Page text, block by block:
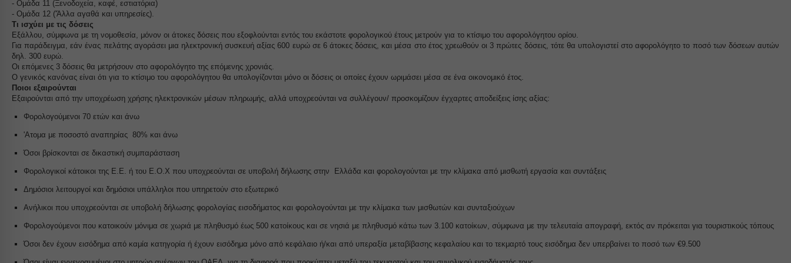
- Ομάδα 11 (Ξενοδοχεία, καφέ, εστιατόρια)
- Ομάδα 12 ('Άλλα αγαθά και υπηρεσίες).
Τι ισχύει με τις δόσεις
Εξάλλου, σύμφωνα με τη νομοθεσία, μόνον οι άτοκες δόσεις που εξοφλούνται εντός του εκάστοτε φορολογικού έτους μετρούν για το κτίσιμο του αφορολόγητου ορίου.
Για παράδειγμα, εάν ένας πελάτης αγοράσει μια ηλεκτρονική συσκευή αξίας 600 ευρώ σε 6 άτοκες δόσεις, και μέσα στο έτος χρεωθούν οι 3 πρώτες δόσεις, τότε θα υπολογιστεί στο αφορολόγητο το ποσό των δόσεων αυτών
δηλ. 300 ευρώ.
Οι επόμενες 3 δόσεις θα μετρήσουν στο αφορολόγητο της επόμενης χρονιάς.
Ο γενικός κανόνας είναι ότι για το κτίσιμο του αφορολόγητου θα υπολογίζονται μόνο οι δόσεις οι οποίες έχουν ωριμάσει μέσα σε ένα οικονομικό έτος.
Ποιοι εξαιρούνται
Εξαιρούνται από την υποχρέωση χρήσης ηλεκτρονικών μέσων πληρωμής, αλλά υποχρεούνται να συλλέγουν/ προσκομίζουν έγχαρτες αποδείξεις ίσης αξίας:
Φορολογούμενοι 70 ετών και άνω
'Ατομα με ποσοστό αναπηρίας 80% και άνω
Όσοι βρίσκονται σε δικαστική συμπαράσταση
Φορολογικοί κάτοικοι της Ε.Ε. ή του Ε.Ο.Χ που υποχρεούνται σε υποβολή δήλωσης στην Ελλάδα και φορολογούνται με την κλίμακα από μισθωτή εργασία και συντάξεις
Δημόσιοι λειτουργοί και δημόσιοι υπάλληλοι που υπηρετούν στο εξωτερικό
Ανήλικοι που υποχρεούνται σε υποβολή δήλωσης φορολογίας εισοδήματος και φορολογούνται με την κλίμακα των μισθωτών και συνταξιούχων
Φορολογούμενοι που κατοικούν μόνιμα σε χωριά με πληθυσμό έως 500 κατοίκους και σε νησιά με πληθυσμό κάτω των 3.100 κατοίκων, σύμφωνα με την τελευταία απογραφή, εκτός αν πρόκειται για τουριστικούς τόπους
Όσοι δεν έχουν εισόδημα από καμία κατηγορία ή έχουν εισόδημα μόνο από κεφάλαιο ή/και από υπεραξία μεταβίβασης κεφαλαίου και το τεκμαρτό τους εισόδημα δεν υπερβαίνει το ποσό των €9.500
PHPSESSID
woocommerce_cart_hash
woocommerce_items_in_cart
γνώσεις για το πώς αλληλεπιδρούν οι επισκέπτες με τον ιστότοπό μας.
_ga_*
sbjs_first
sbjs_first_add
sbjs_migrations
sbjs_session
sbjs_udata
Μάρκετινγκ
εξατομικευμένες διαφημίσεις. Το κάνουν παρακολουθώντας τους επισκέπτες σε διάφορους
_fbp
connect.facebook.net
fonts.googleapis.com
fonts.gstatic.com
www.facebook.com
Αυτή η κατηγορία περιλαμβάνει όλα τα cookies, τομείς και υπηρεσίες που δεν εμπίπτουν σε
άλλες καθορισμένες κατηγορίες ή δεν έχουν κατηγοριοποιηθεί σαφώς.